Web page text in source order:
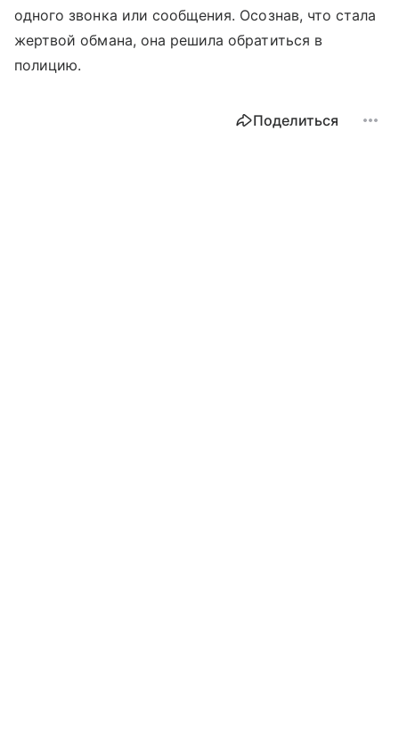
одного звонка или сообщения. Осознав, что стала
жертвой обмана, она решила обратиться в
полицию.
Поделиться